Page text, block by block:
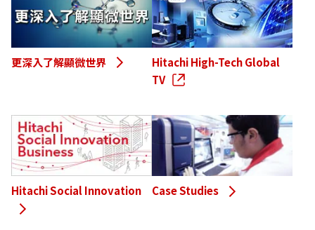
更深入了解顯微世界
Hitachi High-Tech Global
TV
Hitachi Social Innovation Case Studies